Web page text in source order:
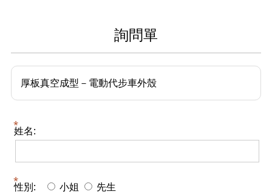
詢問單
厚板真空成型－電動代步車外殼
姓名:
性別: 小姐 先生